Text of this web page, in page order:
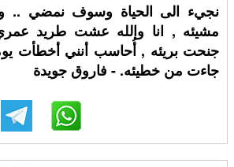
نجيء الى الحياة وسوف نمضي ..
مشيئه , انا والله عشت طريد
جنحت بريئه , أُحاسب أنني أخطأت
جاءت من خطيئه. - فاروق جويدة